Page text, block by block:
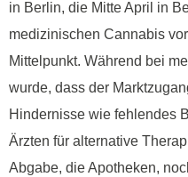
in Berlin, die Mitte April in
medizinischen Cannabis
Mittelpunkt. Während bei
wurde, dass der
Hindernisse wie fehlendes
Ärzten für alternative
Abgabe, die Apotheken,